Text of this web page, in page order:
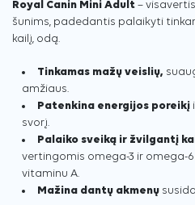
Royal Canin Mini Adult –
šunims, padedantis palaikyti
kailį, odą.
Tinkamas mažų veislių,
amžiaus.
Patenkina energijos poreikį
svorį.
Palaiko sveiką ir žvilgantį
vertingomis omega-3 ir omega-
vitaminu A.
Mažina dantų akmenų